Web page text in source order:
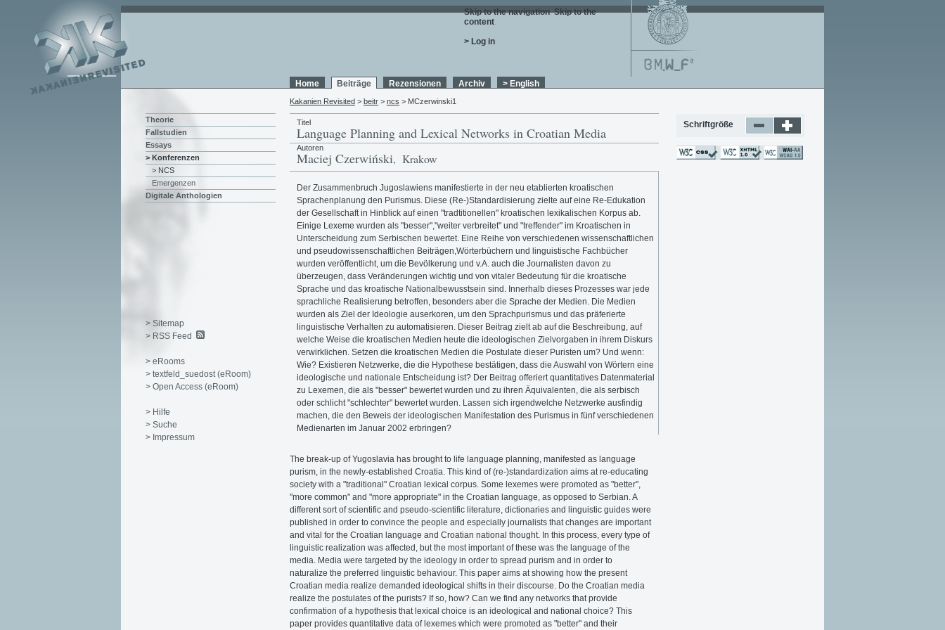
Skip to the navigation. Skip to the
content.
> Log in
Home Beiträge Rezensionen Archiv > English
Kakanien Revisited > beitr > ncs > MCzerwinski1
Titel
Language Planning and Lexical Networks in Croatian Media
Autoren
Maciej Czerwiński, Krakow
Der Zusammenbruch Jugoslawiens manifestierte in der neu etablierten kroatischen
Sprachenplanung den Purismus. Diese (Re-)Standardisierung zielte auf eine Re-Edukation
der Gesellschaft in Hinblick auf einen "tradtitionellen" kroatischen lexikalischen Korpus ab.
Einige Lexeme wurden als "besser","weiter verbreitet" und "treffender" im Kroatischen in
Unterscheidung zum Serbischen bewertet. Eine Reihe von verschiedenen wissenschaftlichen
und pseudowissenschaftlichen Beiträgen,Wörterbüchern und linguistische Fachbücher
wurden veröffentlicht, um die Bevölkerung und v.A. auch die Journalisten davon zu
überzeugen, dass Veränderungen wichtig und von vitaler Bedeutung für die kroatische
Sprache und das kroatische Nationalbewusstsein sind. Innerhalb dieses Prozesses war jede
sprachliche Realisierung betroffen, besonders aber die Sprache der Medien. Die Medien
wurden als Ziel der Ideologie auserkoren, um den Sprachpurismus und das präferierte
linguistische Verhalten zu automatisieren. Dieser Beitrag zielt ab auf die Beschreibung, auf
welche Weise die kroatischen Medien heute die ideologischen Zielvorgaben in ihrem Diskurs
verwirklichen. Setzen die kroatischen Medien die Postulate dieser Puristen um? Und wenn:
Wie? Existieren Netzwerke, die die Hypothese bestätigen, dass die Auswahl von Wörtern eine
ideologische und nationale Entscheidung ist? Der Beitrag offeriert quantitatives Datenmaterial
zu Lexemen, die als "besser" bewertet wurden und zu ihren Äquivalenten, die als serbisch
oder schlicht "schlechter" bewertet wurden. Lassen sich irgendwelche Netzwerke ausfindig
machen, die den Beweis der ideologischen Manifestation des Purismus in fünf verschiedenen
Medienarten im Januar 2002 erbringen?
The break-up of Yugoslavia has brought to life language planning, manifested as language
purism, in the newly-established Croatia. This kind of (re-)standardization aims at re-educating
society with a "traditional" Croatian lexical corpus. Some lexemes were promoted as "better",
"more common" and "more appropriate" in the Croatian language, as opposed to Serbian. A
different sort of scientific and pseudo-scientific literature, dictionaries and linguistic guides were
published in order to convince the people and especially journalists that changes are important
and vital for the Croatian language and Croatian national thought. In this process, every type of
linguistic realization was affected, but the most important of these was the language of the
media. Media were targeted by the ideology in order to spread purism and in order to
naturalize the preferred linguistic behaviour. This paper aims at showing how the present
Croatian media realize demanded ideological shifts in their discourse. Do the Croatian media
realize the postulates of the purists? If so, how? Can we find any networks that provide
confirmation of a hypothesis that lexical choice is an ideological and national choice? This
paper provides quantitative data of lexemes which were promoted as "better" and their
Theorie
Fallstudien
Essays
> Konferenzen
> NCS
Emergenzen
Digitale Anthologien
> Sitemap
> RSS Feed
> eRooms
> textfeld_suedost (eRoom)
> Open Access (eRoom)
> Hilfe
> Suche
> Impressum
Schriftgröße